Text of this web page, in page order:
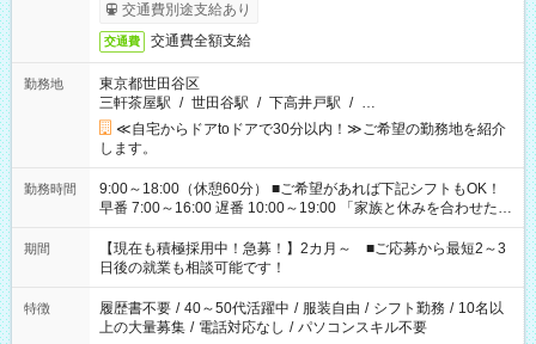
交通費別途支給あり
交通費 交通費全額支給
勤務地
東京都世田谷区
三軒茶屋駅 / 世田谷駅 / 下高井戸駅 / …
≪自宅からドアtoドアで30分以内！≫ご希望の勤務地を紹介
します。
勤務時間
9:00～18:00（休憩60分） ■ご希望があれば下記シフトもOK！
早番 7:00～16:00 遅番 10:00～19:00 「家族と休みを合わせた
い」 「余裕を持って夕飯の準備がしたい」 「できれば残業はし
たくない」 など、ご希望を教えてくださいね。 ※Wワーク希望
の方へ 今ご覧のお仕事で希望する勤務時間と、もう1つのお仕事
の勤務時間。 合計で週40時間を超える場合は応募できません。
期間
【現在も積極採用中！急募！】2カ月～ ■ご応募から最短2～3
日後の就業も相談可能です！
特徴 履歴書不要 / 40～50代活躍中 / 服装自由 / シフト勤務 / 10名以
上の大量募集 / 電話対応なし / パソコンスキル不要